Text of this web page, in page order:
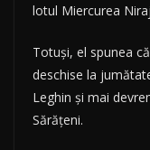
lotul Miercurea
Totuși, el spunea
deschise la
Leghin și mai
Sărățeni.